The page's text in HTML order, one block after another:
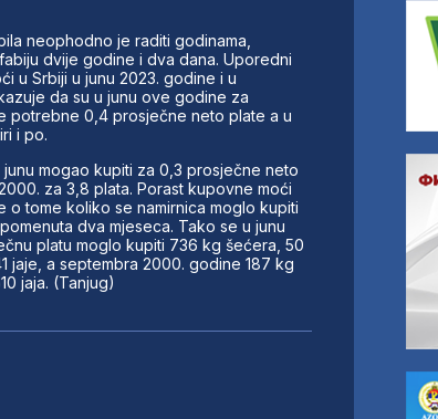
neophodno je raditi godinama,
dvije godine i dva dana. Uporedni
u Srbiji u junu 2023. godine i u
da su u junu ove godine za
potrebne 0,4 prosječne neto plate a u
i po.
mogao kupiti za 0,3 prosječne neto
za 3,8 plata. Porast kupovne moći
o tome koliko se namirnica moglo kupiti
dva mjeseca. Tako se u junu
platu moglo kupiti 736 kg šećera, 50
jaje, a septembra 2000. godine 187 kg
jaja. (Tanjug)